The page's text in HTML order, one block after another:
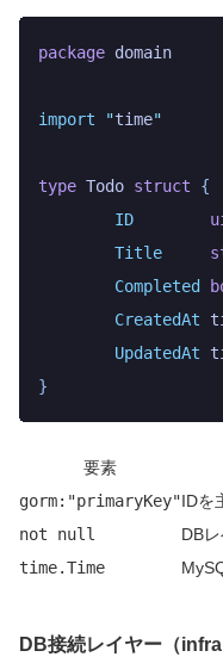
package domain
import "time"
type Todo struct {
	ID
	Title
	Completed
	CreatedAt
	UpdatedAt
}
要素
gorm:"primaryKey"IDを
not null
DB
time.Time
DB接続レイヤー（infra